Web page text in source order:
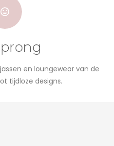
en loungewear van de
tijdloze designs.